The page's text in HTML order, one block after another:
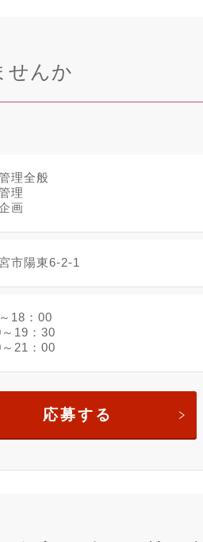
せんか
管理全般
理
画
市陽東6-2-1
：00
19：30
21：00
応募する